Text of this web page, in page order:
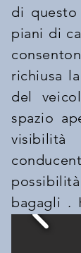
di
piani di
richiusa
del
spazio
bagagli .
carico